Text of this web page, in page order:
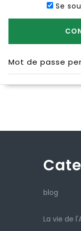
Se
Mot de passe
blog
La vie de